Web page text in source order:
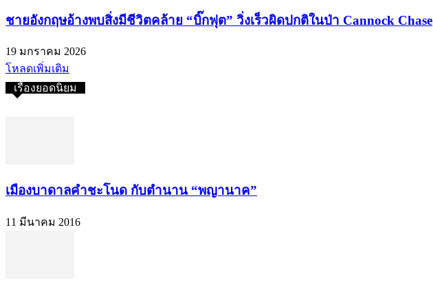
ชายอังกฤษอ้างพบสิ่งมีชีวิตคล้าย “บิ๊กฟุต” วิ่งเร็วผิดปกติในป่า Cannock Chase
19 มกราคม 2026
โหลดเพิ่มเติม
เรื่องยอดนิยม
เมืองบาดาลคำชะโนด กับตำนาน “พญานาค”
11 มีนาคม 2016